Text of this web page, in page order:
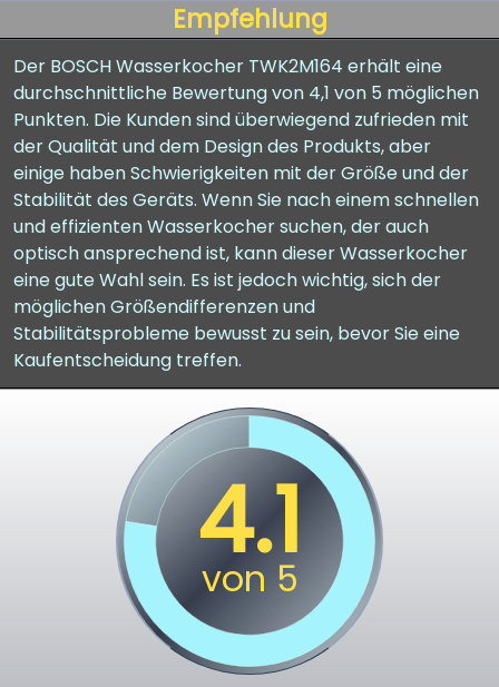
Empfehlung
Der BOSCH Wasserkocher TWK2M164 erhält eine
durchschnittliche Bewertung von 4,1 von 5 möglichen
Punkten. Die Kunden sind überwiegend zufrieden mit
der Qualität und dem Design des Produkts, aber
einige haben Schwierigkeiten mit der Größe und der
Stabilität des Geräts. Wenn Sie nach einem schnellen
und effizienten Wasserkocher suchen, der auch
optisch ansprechend ist, kann dieser Wasserkocher
eine gute Wahl sein. Es ist jedoch wichtig, sich der
möglichen Größendifferenzen und
Stabilitätsprobleme bewusst zu sein, bevor Sie eine
Kaufentscheidung treffen.